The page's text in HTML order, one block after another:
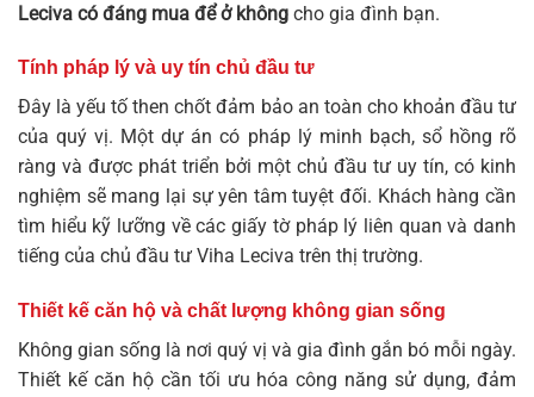
Leciva có đáng mua để ở không cho gia đình bạn.
Tính pháp lý và uy tín chủ đầu tư
Đây là yếu tố then chốt đảm bảo an toàn cho khoản đầu tư
của quý vị. Một dự án có pháp lý minh bạch, sổ hồng rõ
ràng và được phát triển bởi một chủ đầu tư uy tín, có kinh
nghiệm sẽ mang lại sự yên tâm tuyệt đối. Khách hàng cần
tìm hiểu kỹ lưỡng về các giấy tờ pháp lý liên quan và danh
tiếng của chủ đầu tư Viha Leciva trên thị trường.
Thiết kế căn hộ và chất lượng không gian sống
Không gian sống là nơi quý vị và gia đình gắn bó mỗi ngày.
Thiết kế căn hộ cần tối ưu hóa công năng sử dụng, đảm